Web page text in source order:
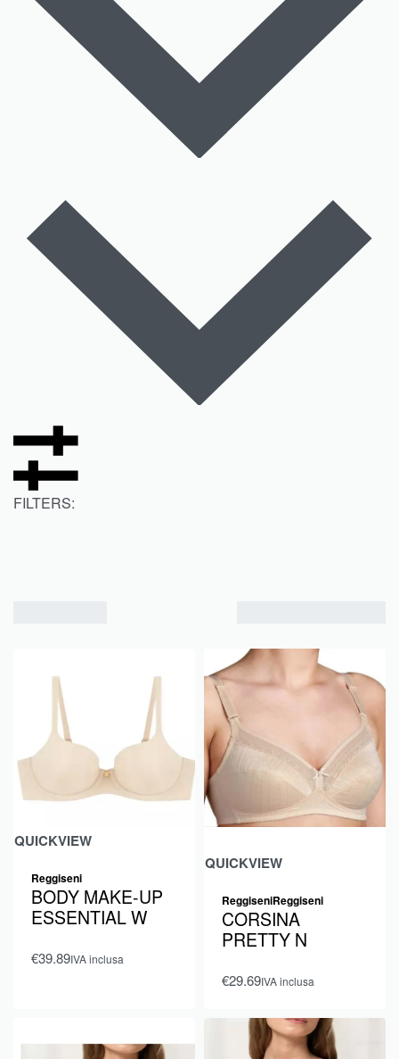
FILTERS:
più recente
FILTER
QUICKVIEW
Reggiseni
BODY MAKE-UP
ESSENTIAL W
€39.89IVA inclusa
QUICKVIEW
ReggiseniReggiseni
CORSINA
PRETTY N
€29.69IVA inclusa